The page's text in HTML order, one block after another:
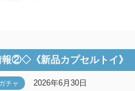
報②◇《新品カプセルトイ》
チャ 2026年6月30日